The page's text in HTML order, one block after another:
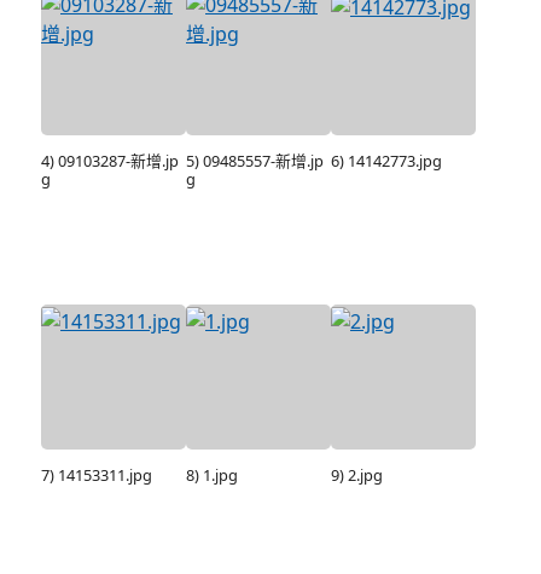
4) 09103287-新增.jp
g
5) 09485557-新增.jp
g
6) 14142773.jpg
7) 14153311.jpg 8) 1.jpg 9) 2.jpg